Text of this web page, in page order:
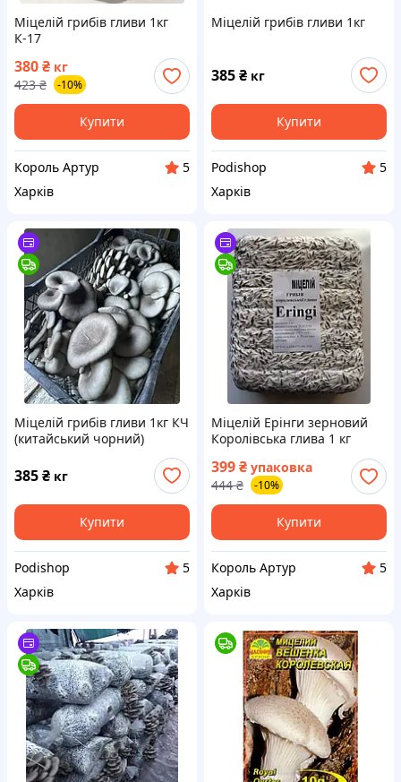
Міцелій грибів гливи 1кг
К-17
380₴ кг
423 ₴ -10%
Купити
Король Артур
5
Харків
Міцелій грибів гливи 1кг
385₴ кг
Купити
Podishop
5
Харків
Міцелій грибів гливи 1кг КЧ
(китайський чорний)
385₴ кг
Купити
Podishop
5
Харків
Міцелій Ерінги зерновий
Королівська глива 1 кг
399₴ упаковка
444 ₴ -10%
Купити
Король Артур
5
Харків